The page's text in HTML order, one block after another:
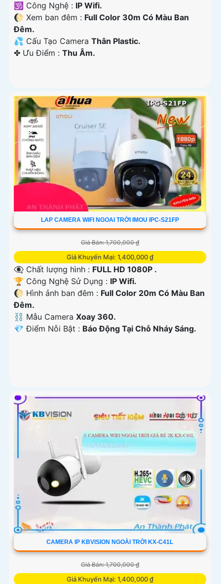
🕉️ Công Nghệ : IP Wifi.
🌔 Xem ban đêm : Full Color 30m Có Màu Ban
Ðêm.
💦 Cấu Tạo Camera Thân Plastic.
️✤ Ưu Điểm : Thu Âm.
LAP CAMERA WIFI NGOAI TRỜI IMOU IPC-S21FP
Giá Bán: 1,700,000 ₫
Giá Khuyến Mại: 1,400,000 ₫
👁️‍🗨 Chất lượng hình : FULL HD 1080P .
🏆 Công Nghệ Sử Dụng : IP Wifi.
🌔 Hình ảnh ban đêm : Full Color 20m Có Màu Ban
Ðêm.
⛓ Mẫu Camera Xoay 360.
️💎 Điểm Nỗi Bật : Báo Động Tại Chỗ Nháy Sáng.
CAMERA IP KBVISION NGOÀI TRỜI KX-C41L
Giá Bán: 1,700,000 ₫
Giá Khuyến Mại: 1,400,000 ₫